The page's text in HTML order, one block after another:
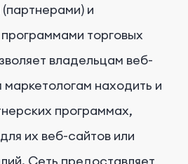
и
торговых
владельцам веб-
находить и
программах,
их веб-сайтов или
Сеть предоставляет